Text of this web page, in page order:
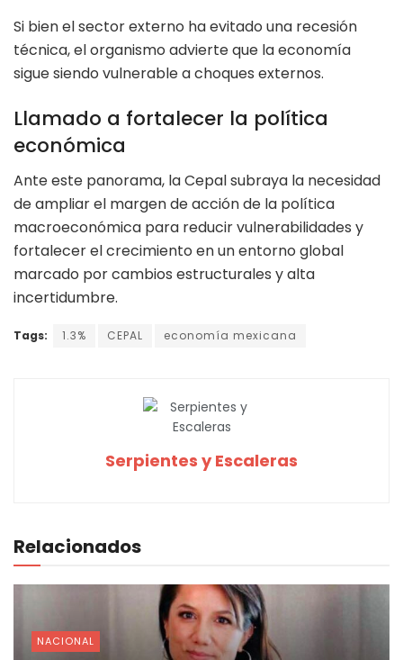
Si bien el sector externo ha evitado una recesión
técnica, el organismo advierte que la economía
sigue siendo vulnerable a choques externos.
Llamado a fortalecer la política
económica
Ante este panorama, la Cepal subraya la necesidad
de ampliar el margen de acción de la política
macroeconómica para reducir vulnerabilidades y
fortalecer el crecimiento en un entorno global
marcado por cambios estructurales y alta
incertidumbre.
Tags: 1.3% CEPAL economía mexicana
Serpientes y Escaleras
Relacionados
NACIONAL